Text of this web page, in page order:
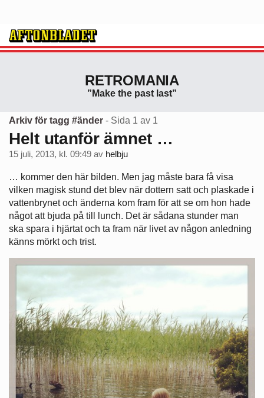
RETROMANIA
”Make the past last”
Arkiv för tagg #änder - Sida 1 av 1
Helt utanför ämnet …
15 juli, 2013, kl. 09:49 av helbju
… kommer den här bilden. Men jag måste bara få visa
vilken magisk stund det blev när dottern satt och plaskade i
vattenbrynet och änderna kom fram för att se om hon hade
något att bjuda på till lunch. Det är sådana stunder man
ska spara i hjärtat och ta fram när livet av någon anledning
känns mörkt och trist.